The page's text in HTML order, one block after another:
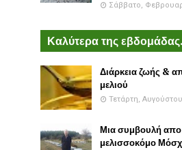
Σάββατο,
Καλύτερα της
Διάρκεια ζωής &
μελιού
Τετάρτη,
Μια συμβουλή απο
μελισσοκόμο